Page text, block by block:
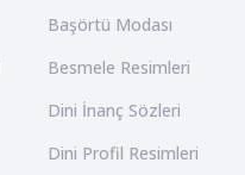
Başörtü Modası
Besmele Resimleri
Dini İnanç Sözleri
Dini Profil Resimleri